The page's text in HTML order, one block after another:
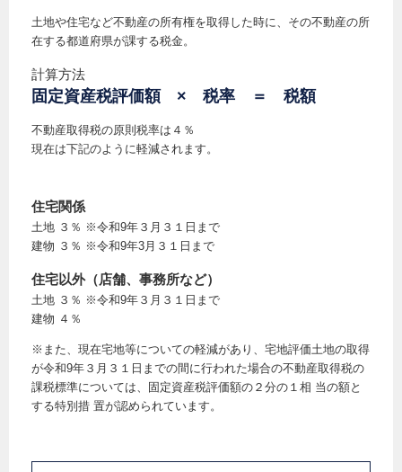
土地や住宅など不動産の所有権を取得した時に、その不動産の所
在する都道府県が課する税金。
計算方法
固定資産税評価額 × 税率 ＝ 税額
不動産取得税の原則税率は４％
現在は下記のように軽減されます。
住宅関係
土地 ３％ ※令和9年３月３１日まで
建物 ３％ ※令和9年3月３１日まで
住宅以外（店舗、事務所など）
土地 ３％ ※令和9年３月３１日まで
建物 ４％
※また、現在宅地等についての軽減があり、宅地評価土地の取得
が令和9年３月３１日までの間に行われた場合の不動産取得税の
課税標準については、固定資産税評価額の２分の１相 当の額と
する特別措 置が認められています。